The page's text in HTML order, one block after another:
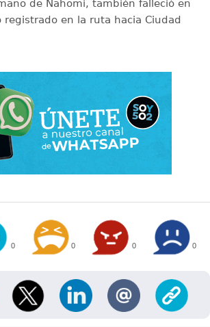
de Nahomi, también falleció en
registrado en la ruta hacia Ciudad
0 0 0 0